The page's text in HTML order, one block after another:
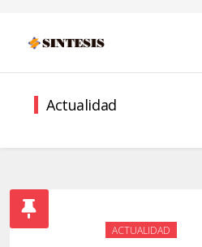
Actualidad
ACTUALIDAD